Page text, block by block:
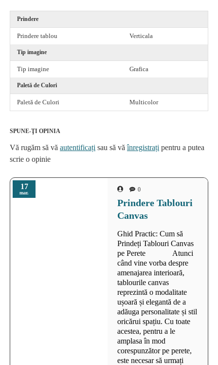
17
mar. 0
Prindere Tablouri
Canvas
Ghid Practic: Cum să
Prindeți Tablouri Canvas
pe Perete Atunci
când vine vorba despre
amenajarea interioară,
tablourile canvas
reprezintă o modalitate
ușoară și elegantă de a
adăuga personalitate și stil
oricărui spațiu. Cu toate
acestea, pentru a le
amplasa în mod
corespunzător pe perete,
este necesar să urmați
Prindere
Prindere tablou Verticala
Tip imagine
Tip imagine Grafica
Paletă de Culori
Paletă de Culori Multicolor
SPUNE-ŢI OPINIA
Vă rugăm să vă autentificați sau să văînregistrați pentru a putea
scrie o opinie